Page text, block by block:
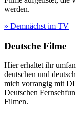
werden.
» Demnächst im TV
Deutsche Filme
Hier erhaltet ihr
deutschen und
mich vorrangig mit
Deutschen
Filmen.